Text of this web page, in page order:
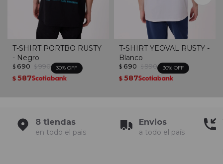
T-SHIRT PORTBO RUSTY
- Negro
$ 690 $ 990 30
$ 587
T-SHIRT YEOVAL RUSTY -
Blanco
$ 690 $ 990 30
$ 587
8 tiendas
en todo el pais
Envios
a todo el país